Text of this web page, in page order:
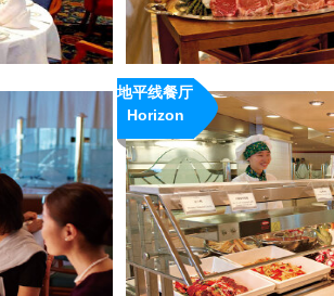
概况：
· 所在楼层：Lido14
· 餐厅特色：特色餐厅 美式牛排馆
· 开放时间：晚餐：18:30-23:00
· 收费情况：20美元/人
[更多
地平线餐厅
Horizon
Court